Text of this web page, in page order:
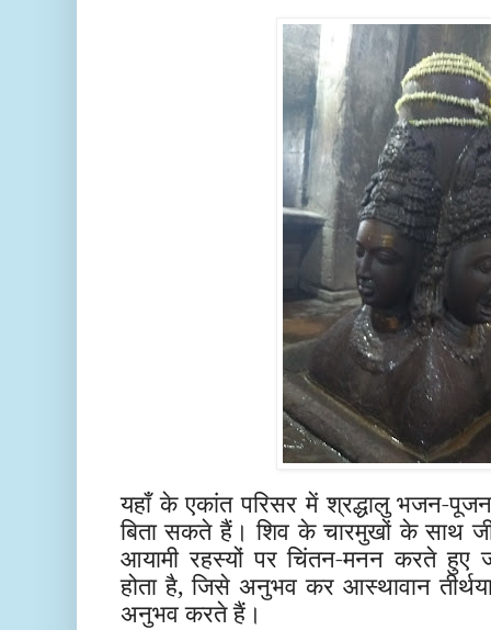
यहाँ के एकांत परिसर में श्रद्धालु भजन-
बिता सकते हैं। शिव के चारमुखों के साथ
आयामी रहस्यों पर चिंतन-मनन करते हुए
होता है, जिसे अनुभव कर आस्थावान
अनुभव करते हैं।